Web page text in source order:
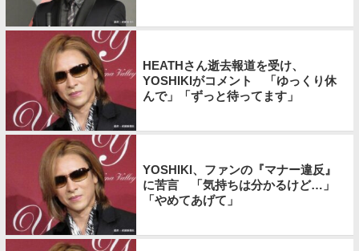
HEATHさん逝去報道を受け、
YOSHIKIがコメント 「ゆっくり休
んで」「ずっと待ってます」
YOSHIKI、ファンの『マナー違反』
に苦言 「気持ちは分かるけど…」
「やめてあげて」